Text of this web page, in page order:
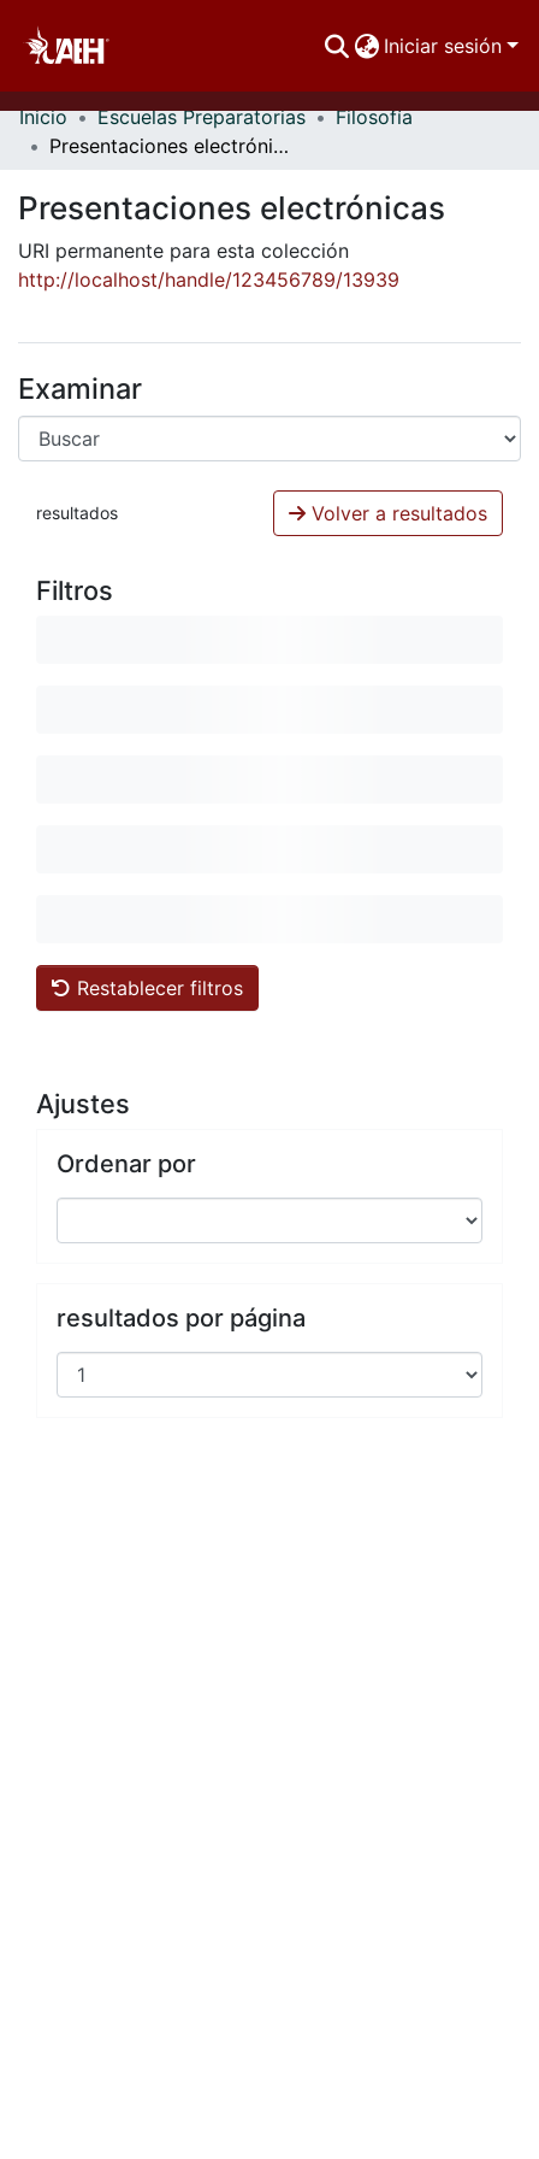
Iniciar sesión
Comunidades
Inicio Escuelas Preparatorias
Filosofía
Presentaciones electrónicas
Presentaciones electrónicas
URI permanente para esta colección
http://localhost/handle/123456789/13939
Examinar
resultados Volver a resultados
Filtros
Restablecer filtros
Ajustes
Ordenar por
resultados por página